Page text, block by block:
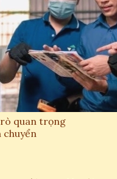
quan trọng